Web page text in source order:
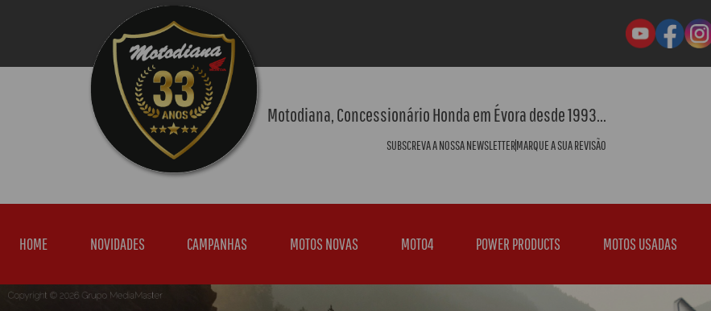
Motodiana, Concessionário Honda em Évora desde 1993...
SUBSCREVA A NOSSA NEWSLETTERMARQUE A SUA REVISÃO
HOME NOVIDADES CAMPANHAS MOTOS NOVAS MOTO4 POWER PRODUCTS MOTOS USADAS